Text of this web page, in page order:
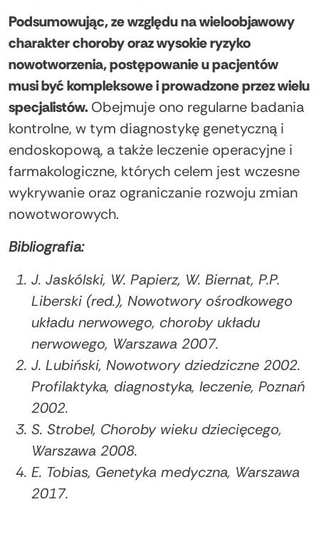
Podsumowując, ze względu na wieloobjawowy
charakter choroby oraz wysokie ryzyko
nowotworzenia, postępowanie u pacjentów
musi być kompleksowe i prowadzone przez wielu
specjalistów.Obejmuje ono regularne badania
kontrolne, w tym diagnostykę genetyczną i
endoskopową, a także leczenie operacyjne i
farmakologiczne, których celem jest wczesne
wykrywanie oraz ograniczanie rozwoju zmian
nowotworowych.
Bibliografia:
J. Jaskólski, W. Papierz, W. Biernat, P.P.
Liberski (red.), Nowotwory ośrodkowego
układu nerwowego, choroby układu
nerwowego, Warszawa 2007.
J. Lubiński, Nowotwory dziedziczne 2002.
Profilaktyka, diagnostyka, leczenie, Poznań
2002.
S. Strobel, Choroby wieku dziecięcego,
Warszawa 2008.
E. Tobias, Genetyka medyczna, Warszawa
2017.